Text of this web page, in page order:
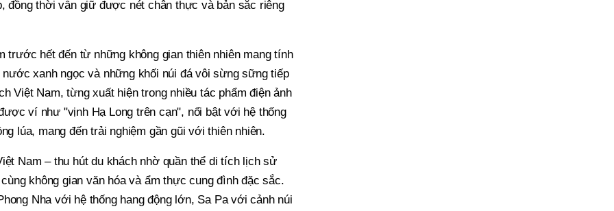
đồng thời vẫn giữ được nét chân thực và bản sắc riêng
trước hết đến từ những không gian thiên nhiên mang tính
xanh ngọc và những khối núi đá vôi sừng sững tiếp
Việt Nam, từng xuất hiện trong nhiều tác phẩm điện ảnh
ví như "vịnh Hạ Long trên cạn", nổi bật với hệ thống
lúa, mang đến trải nghiệm gần gũi với thiên nhiên.
Nam – thu hút du khách nhờ quần thể di tích lịch sử
không gian văn hóa và ẩm thực cung đình đặc sắc.
Nha với hệ thống hang động lớn, Sa Pa với cảnh núi